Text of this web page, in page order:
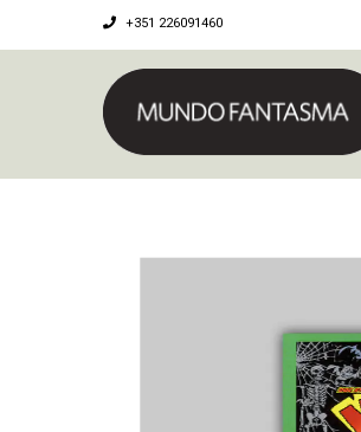
+351 226091460